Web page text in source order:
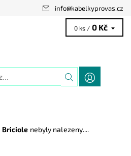
info@kabelkyprovas.cz
0 ks / 0 Kč
Briciole nebyly nalezeny....